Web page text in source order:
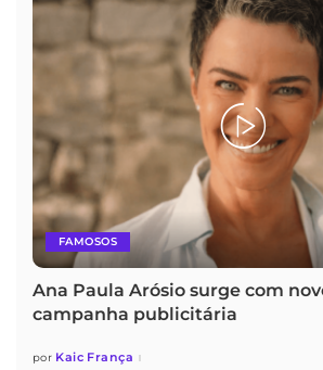
FAMOSOS
Ana Paula Arósio surge com
campanha publicitária
por Kaic França